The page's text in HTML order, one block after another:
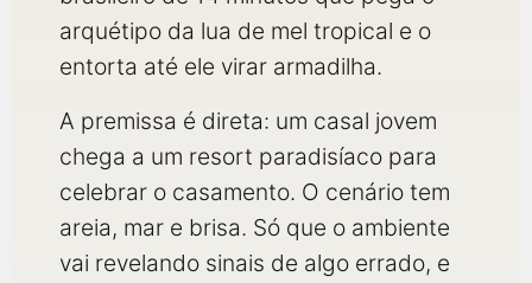
arquétipo da lua de mel tropical e o
entorta até ele virar armadilha.
A premissa é direta: um casal jovem
chega a um resort paradisíaco para
celebrar o casamento. O cenário tem
areia, mar e brisa. Só que o ambiente
vai revelando sinais de algo errado, e
acessar informações sobre cinemas, horários, assistir aos
trailers e muito mais.